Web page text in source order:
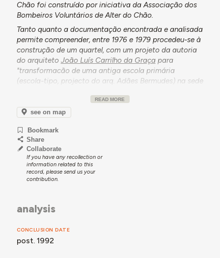
Chão foi construído por iniciativa da Associação dos
Bombeiros Voluntários de Alter do Chão.
Tanto quanto a documentação encontrada e analisada
permite compreender, entre 1976 e 1979 procedeu-se à
construção de um quartel, com um projeto da autoria
do arquiteto João Luís Carrilho da Graçapara
"transformacão de uma antiga escola primária
(escola-tipo, projecto do arq. Adães Bermudes) na sede
contou com a comparticipação do Estado, tendo a
empreitada sido adjudicada à firma UNIOBRA -
Contudo, em fevereiro de 1985, a Associação dos
Bombeiros Voluntários de Alter do Chão manifesta,
junto do Ministério do Equipamento Social, a intenção
de construir um novo quartel, atendendo à degradação
e incapacidade do quartel que dispunham à data -
que não dispunha de uma corporação de bombeiros.
projeto, o projeto de execução definitivo, da autoria
do Arq.Jaime Dias de Azevedo
READ MORE
see on map
Bookmark
Share
Collaborate
If you have any recollection or
information related to this
record, please send us your
contribution.
analysis
CONCLUSION DATE
post. 1992